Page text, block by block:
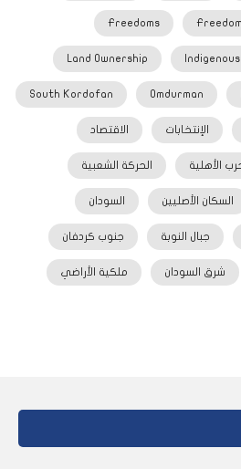
Freedoms
Indigenous
Land Ownership
Omdurman
South Kordofan
الإنتخابات الاقتصاد
الأهلية الحركة الشعبية
السكان الأصليين السودان
جبال النوبة جنوب كردفان
شرق السودان ملكية الأراضي